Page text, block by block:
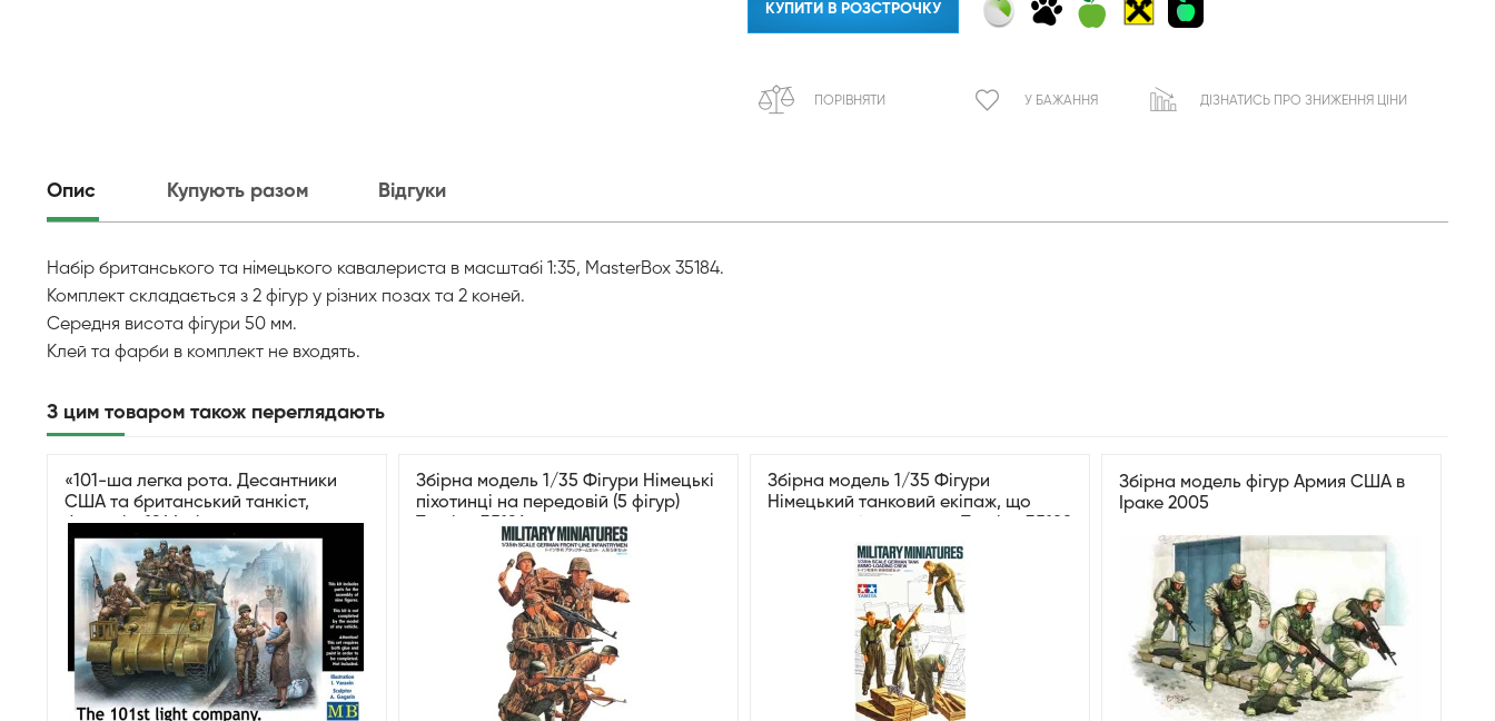
КУПИТИ В РОЗСТРОЧКУ
ПОРІВНЯТИ У БАЖАННЯ ДІЗНАТИСЬ ПРО ЗНИЖЕННЯ ЦІНИ
Опис Купують разом Відгуки
Набір британського та німецького кавалериста в масштабі 1:35, MasterBox 35184.
Комплект складається з 2 фігур у різних позах та 2 коней.
Середня висота фігури 50 мм.
Клей та фарби в комплект не входять.
З цим товаром також переглядають
«101-ша легка рота. Десантники
США та британський танкіст,
Франція, 1944 рік»
Збірна модель 1/35 Фігури Німецькі
піхотинці на передовій (5 фігур)
Tamiya 35196
Збірна модель 1/35 Фігури
Німецький танковий екіпаж, що
Збірна модель фігур Армия США в
Іраке 2005